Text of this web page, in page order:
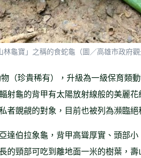
林龜寶」之稱的食蛇龜（圖／高雄市政府觀
（珍貴稀有），升級為一級保育類
射龜的背甲有太陽放射線般的美麗
者覬覦的對象，目前也被列為瀕臨絕
達伯拉象龜，背甲高聳厚實、頭部
的頸部可吃到離地面一米的樹葉，